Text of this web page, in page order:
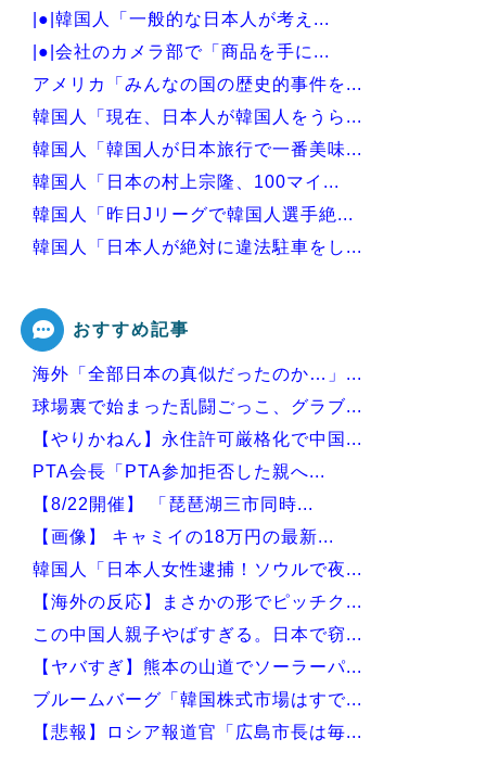
|●|韓国人「一般的な日本人が考え...
|●|会社のカメラ部で「商品を手に...
アメリカ「みんなの国の歴史的事件を...
韓国人「現在、日本人が韓国人をうら...
韓国人「韓国人が日本旅行で一番美味...
韓国人「日本の村上宗隆、100マイ...
韓国人「昨日Jリーグで韓国人選手絶...
韓国人「日本人が絶対に違法駐車をし...
Powered by livedoor 相互RSS
おすすめ記事
海外「全部日本の真似だったのか…」...
球場裏で始まった乱闘ごっこ、グラブ...
【やりかねん】永住許可厳格化で中国...
PTA会長「PTA参加拒否した親へ...
【8/22開催】 「琵琶湖三市同時...
【画像】 キャミイの18万円の最新...
韓国人「日本人女性逮捕！ソウルで夜...
【海外の反応】まさかの形でピッチク...
この中国人親子やばすぎる。日本で窃...
【ヤバすぎ】熊本の山道でソーラーパ...
ブルームバーグ「韓国株式市場はすで...
【悲報】ロシア報道官「広島市長は毎...